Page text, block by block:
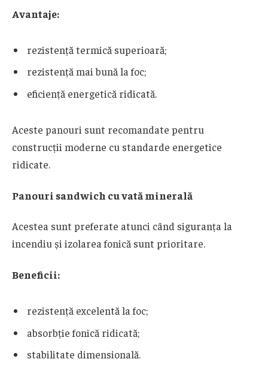
Avantaje:
rezistență termică superioară;
rezistență mai bună la foc;
eficiență energetică ridicată.
Aceste panouri sunt recomandate pentru
construcții moderne cu standarde energetice
ridicate.
Panouri sandwich cu vată minerală
Acestea sunt preferate atunci când siguranța la
incendiu și izolarea fonică sunt prioritare.
Beneficii:
rezistență excelentă la foc;
absorbție fonică ridicată;
stabilitate dimensională.